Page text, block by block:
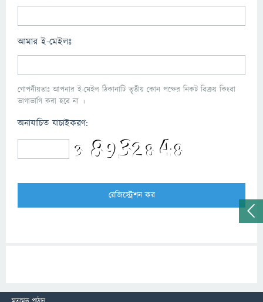
আমার ই-মেইলঃ
গোপনীয়তাঃ আপনার ই-মেইল ঠিকানাটি তৃতীয় কোন পক্ষের নিকট বিক্রয় কিংবা
ভাগাভাগি করা হবে না ।
অনাযাচিত যাচাইকরণ: